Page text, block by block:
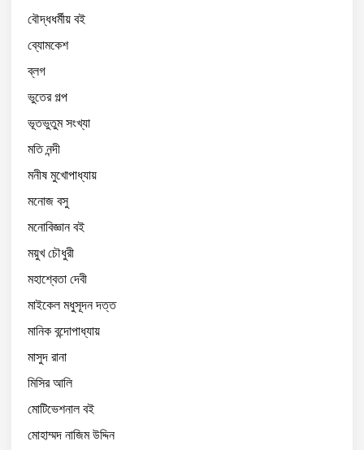
বৌদ্ধধর্মীয় বই
ব্যোমকেশ
ব্লগ
ভুতের গল্প
ভূতভুতুম সংখ্যা
মতি নন্দী
মনীষ মুখোপাধ্যায়
মনোজ বসু
মনোবিজ্ঞান বই
ময়ুখ চৌধুরী
মহাশ্বেতা দেবী
মাইকেল মধুসূদন দত্ত
মানিক বন্দোপাধ্যায়
মাসুদ রানা
মিসির আলি
মোটিভেশনাল বই
মোহাম্মদ নাজিম উদ্দিন